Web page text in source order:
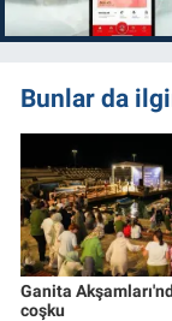
Bunlar da
Ganita
coşku